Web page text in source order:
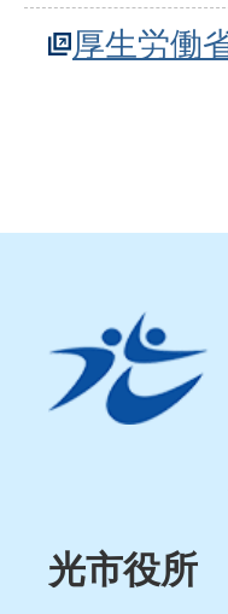
厚生労働
市
Hikari
光市役所